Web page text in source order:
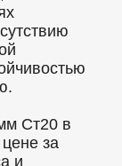
Ст20 в
за
и